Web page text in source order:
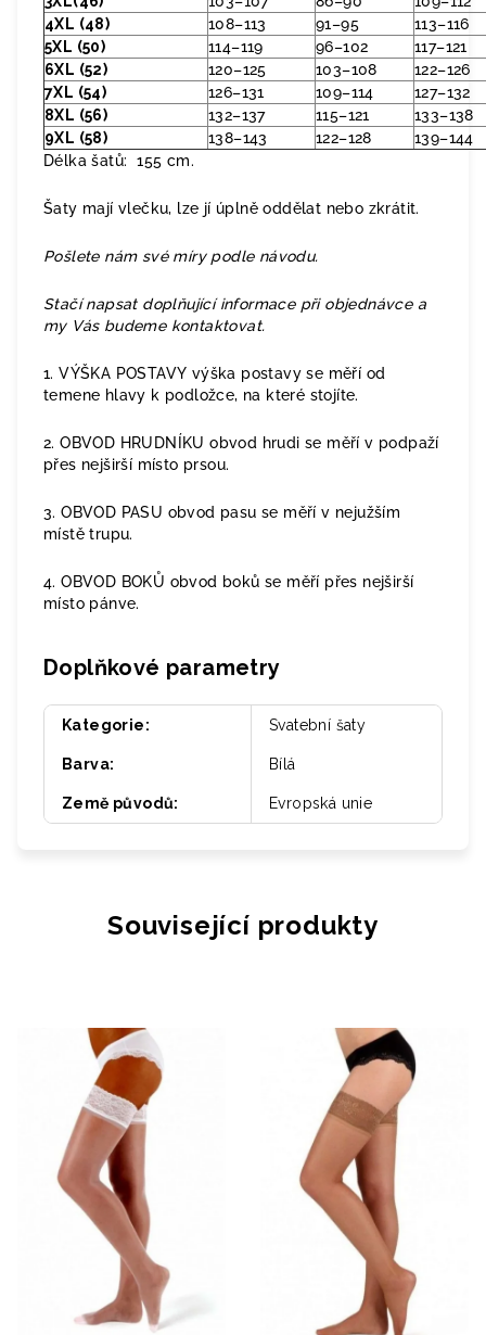
4XL (48)
108–113 91–95
113–116
5XL (50)
114–119 96–102
117–121
6XL (52)
120–125 103–108
122–126
7XL (54)
126–131 109–114
127–132
8XL (56)
132–137 115–121
133–138
9XL (58)
138–143 122–128
139–144
Délka šatů: 155 cm.
Šaty mají vlečku, lze jí úplně oddělat nebo zkrátit.
Pošlete nám své míry podle návodu.
Stačí napsat doplňující informace při objednávce a
my Vás budeme kontaktovat.
1. VÝŠKA POSTAVY výška postavy se měří od
temene hlavy k podložce, na které stojíte.
2. OBVOD HRUDNÍKU obvod hrudi se měří v podpaží
přes nejširší místo prsou.
3. OBVOD PASU obvod pasu se měří v nejužším
místě trupu.
4. OBVOD BOKŮ obvod boků se měří přes nejširší
místo pánve.
Doplňkové parametry
Kategorie: Svatební šaty
Barva: Bílá
Země původů: Evropská unie
Související produkty